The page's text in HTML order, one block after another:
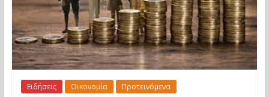
Ειδήσεις Οικονομία Προτεινόμενα